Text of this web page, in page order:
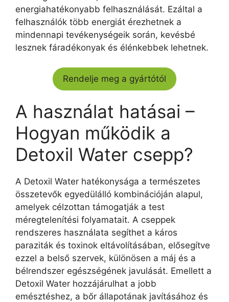
energiahatékonyabb felhasználását. Ezáltal a
felhasználók több energiát érezhetnek a
mindennapi tevékenységeik során, kevésbé
lesznek fáradékonyak és élénkebbek lehetnek.
Rendelje meg a gyártótól
A használat hatásai –
Hogyan működik a
Detoxil Water csepp?
A Detoxil Water hatékonysága a természetes
összetevők egyedülálló kombinációján alapul,
amelyek célzottan támogatják a test
méregtelenítési folyamatait. A cseppek
rendszeres használata segíthet a káros
paraziták és toxinok eltávolításában, elősegítve
ezzel a belső szervek, különösen a máj és a
bélrendszer egészségének javulását. Emellett a
Detoxil Water hozzájárulhat a jobb
emésztéshez, a bőr állapotának javításához és